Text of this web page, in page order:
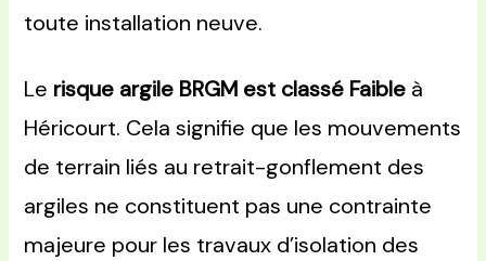
toute installation neuve.
Le risque argile BRGM est classé Faible à
Héricourt. Cela signifie que les mouvements
de terrain liés au retrait-gonflement des
argiles ne constituent pas une contrainte
majeure pour les travaux d’isolation des